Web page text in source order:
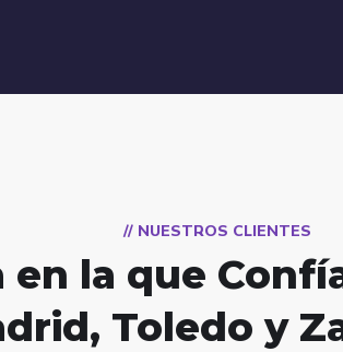
// NUESTROS CLIENTES
en la que
Toledo y